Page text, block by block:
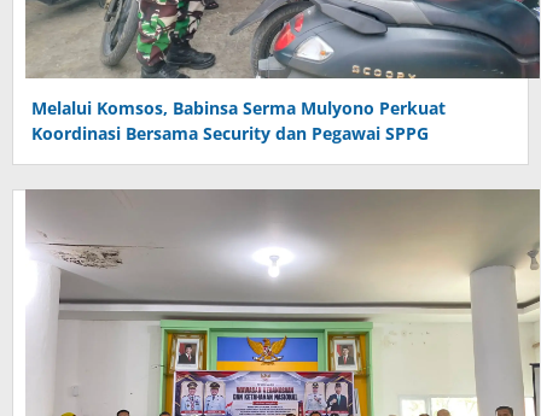
Melalui Komsos, Babinsa Serma Mulyono Perkuat
Koordinasi Bersama Security dan Pegawai SPPG